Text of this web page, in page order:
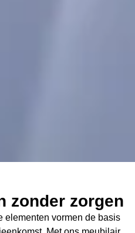
zonder zorgen
elementen vormen de basis